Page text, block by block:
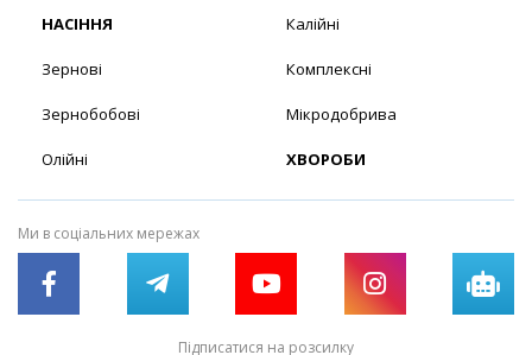
НАСІННЯ
Зернові
Зернобобові
Олійні
Калійні
Комплексні
Мікродобрива
ХВОРОБИ
Ми в соціальних мережах
Підписатися на розсилку